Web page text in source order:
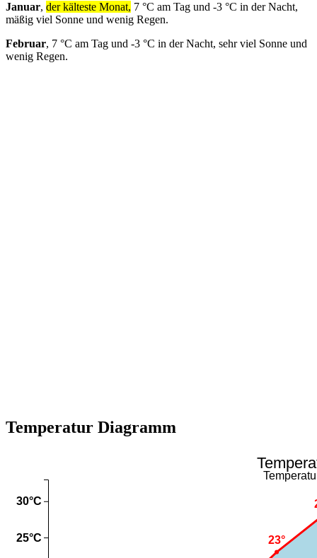
Januar, der kälteste Monat, 7 °C am Tag und -3 °C in der Nacht,
mäßig viel Sonne und wenig Regen.
Februar, 7 °C am Tag und -3 °C in der Nacht, sehr viel Sonne und
wenig Regen.
Temperatur Diagramm